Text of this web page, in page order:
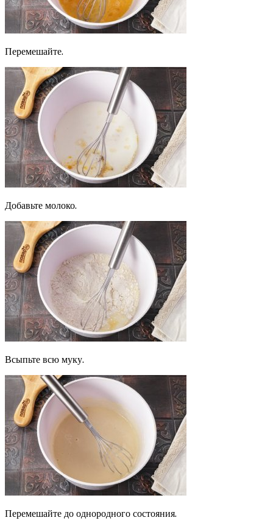
Перемешайте.
Добавьте молоко.
Всыпьте всю муку.
Перемешайте до однородного состояния.